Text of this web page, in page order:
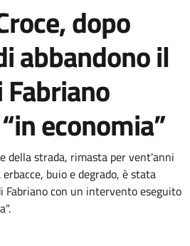
dopo
abbandono il
economia”
notizia
della strada, rimasta per vent'anni
buio e degrado, è stata
Fabriano con un intervento eseguito